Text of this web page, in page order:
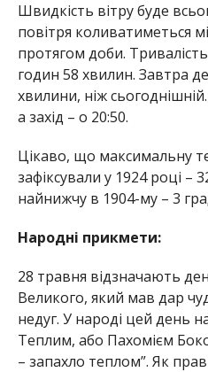
Швидкість вітру буде
повітря коливатиметься
протягом доби.
годин 58 хвилин. Завтра
хвилини, ніж
а захід – о 20:50.
Цікаво, що максимальну
зафіксували у 1924 році –
найнижчу в 1904-му – 3
Народні прикмети:
28 травня відзначають
Великого, який мав дар
недуг. У народі цей день
Теплим, або Пахомієм
– запахло теплом”. Як